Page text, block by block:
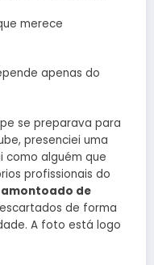
merece
apenas do
se preparava para
presenciei uma
alguém que
profissionais do
amontoado de
de forma
A foto está logo